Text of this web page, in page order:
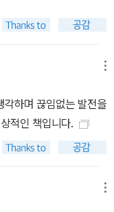
하며 끊임없는 발전을
적인 책입니다.